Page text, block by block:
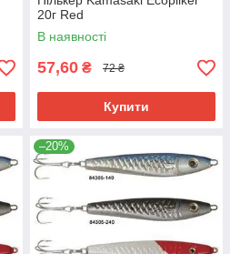
20г Red
В наявності
57,60 ₴ 72 ₴
Купити
–20%